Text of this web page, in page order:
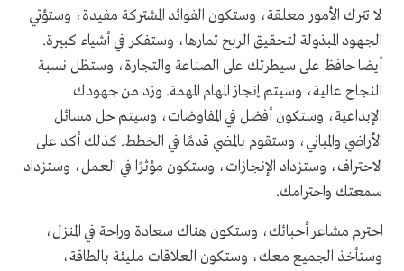
لا تترك الأمور معلقة، وستكون الفوائد المشتركة مفيدة، وستؤتي
الجهود المبذولة لتحقيق الربح ثمارها، وستفكر في أشياء كبيرة.
أيضا حافظ على سيطرتك على الصناعة والتجارة، وستظل نسبة
النجاح عالية، وسيتم إنجاز المهام المهمة. وزد من جهودك
الإبداعية، وستكون أفضل في المفاوضات، وسيتم حل مسائل
الأراضي والمباني، وستقوم بالمضي قدمًا في الخطط. كذلك أكد على
الاحتراف، وستزداد الإنجازات، وستكون مؤثرًا في العمل، وستزداد
سمعتك واحترامك.
احترم مشاعر أحبائك، وستكون هناك سعادة وراحة في المنزل،
وستأخذ الجميع معك، وستكون العلاقات مليئة بالطاقة،